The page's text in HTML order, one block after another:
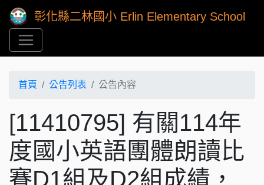
彰化縣二林國小 Erlin Elementary School
首頁 公告列表 公告內容
[11410795] 有關114年
度國小英語團體朗讀比
賽D1組及D2組成績，